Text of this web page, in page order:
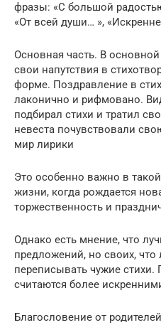
фразы: «С большой
«От всей души… »,
Основная часть. В
свои напутствия в
форме. Поздравление в
лаконично и рифмовано.
подбирал стихи и тратил
невеста почувствовали
мир лирики
Это особенно важно в
жизни, когда рождается
торжественность и
Однако есть мнение, что
предложений, но своих, что
переписывать чужие стихи.
считаются более
Благословение от